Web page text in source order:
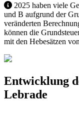
2025 haben viele
und B aufgrund der
veränderten
können die
mit den Hebesätzen
Entwicklung
Lebrade